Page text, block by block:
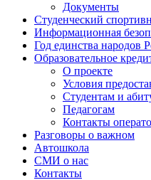
Документы
Студенческий
Информационная
Год единства народов
Образовательное
О проекте
Условия
Студентам и
Педагогам
Контакты
Разговоры о важном
Автошкола
СМИ о нас
Контакты